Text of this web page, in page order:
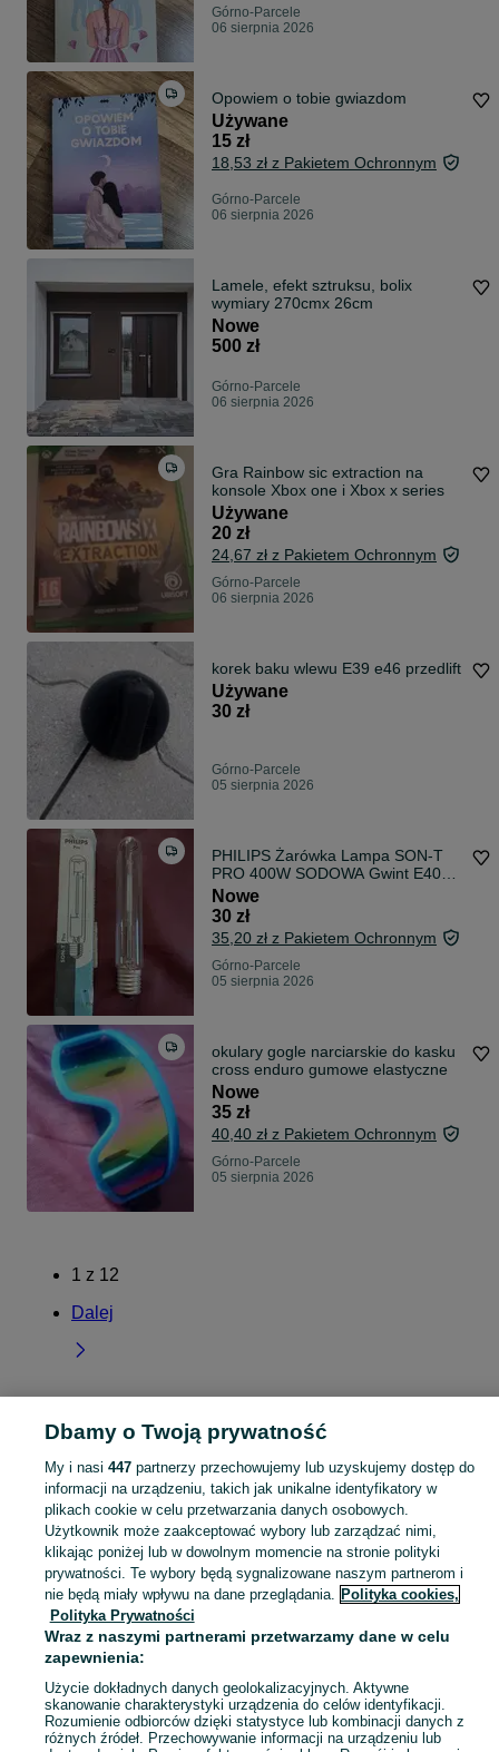
Górno-Parcele
06 sierpnia 2026
Opowiem o tobie gwiazdom
Używane
15 zł
18,53 zł z Pakietem Ochronnym
Górno-Parcele
06 sierpnia 2026
Lamele, efekt sztruksu, bolix
wymiary 270cmx 26cm
Nowe
500 zł
Górno-Parcele
06 sierpnia 2026
Gra Rainbow sic extraction na
konsole Xbox one i Xbox x series
Używane
20 zł
24,67 zł z Pakietem Ochronnym
Górno-Parcele
06 sierpnia 2026
korek baku wlewu E39 e46 przedlift
Używane
30 zł
Górno-Parcele
05 sierpnia 2026
PHILIPS Żarówka Lampa SON-T
PRO 400W SODOWA Gwint E40
Nowe
30 zł
35,20 zł z Pakietem Ochronnym
Górno-Parcele
05 sierpnia 2026
okulary gogle narciarskie do kasku
cross enduro gumowe elastyczne
Nowe
35 zł
40,40 zł z Pakietem Ochronnym
Górno-Parcele
05 sierpnia 2026
1 z 12
Dalej
Strona główna Świętokrzyskie Górno-Parcele
KATEGORIA
Zobacz
Mapa kategorii
Mapa miejscowości
Mapa ministron
Popularne wyszukiwania
Dbamy o Twoją prywatność
My i nasi 447partnerzy przechowujemy lub uzyskujemy dostęp do
informacji na urządzeniu, takich jak unikalne identyfikatory w
plikach cookie w celu przetwarzania danych osobowych.
Użytkownik może zaakceptować wybory lub zarządzać nimi,
klikając poniżej lub w dowolnym momencie na stronie polityki
prywatności. Te wybory będą sygnalizowane naszym partnerom i
nie będą miały wpływu na dane przeglądania. Polityka cookies,
Polityka Prywatności
Wraz z naszymi partnerami przetwarzamy dane w celu
zapewnienia:
Użycie dokładnych danych geolokalizacyjnych. Aktywne
skanowanie charakterystyki urządzenia do celów identyfikacji.
Rozumienie odbiorców dzięki statystyce lub kombinacji danych z
różnych źródeł. Przechowywanie informacji na urządzeniu lub